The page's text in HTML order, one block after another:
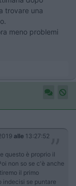
trovare una
meno problemi
alle 13:27:52
questo è proprio il
non so se c'è anche
il primo
indecisi se puntare